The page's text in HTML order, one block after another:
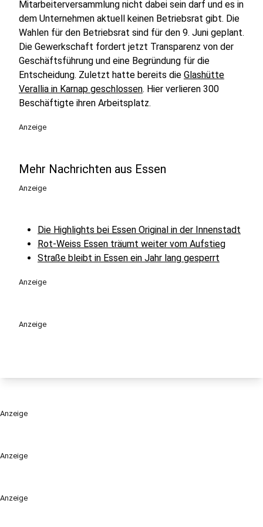
Anzeige
Anzeige
Mitarbeiterversammlung nicht dabei sein darf und es in
dem Unternehmen aktuell keinen Betriebsrat gibt. Die
Wahlen für den Betriebsrat sind für den 9. Juni geplant.
Die Gewerkschaft fordert jetzt Transparenz von der
Geschäftsführung und eine Begründung für die
Entscheidung. Zuletzt hatte bereits die Glashütte
Verallia in Karnap geschlossen. Hier verlieren 300
Beschäftigte ihren Arbeitsplatz.
Anzeige
Mehr Nachrichten aus Essen
Anzeige
Die Highlights bei Essen Original in der Innenstadt
Rot-Weiss Essen träumt weiter vom Aufstieg
Straße bleibt in Essen ein Jahr lang gesperrt
Anzeige
Anzeige
Anzeige